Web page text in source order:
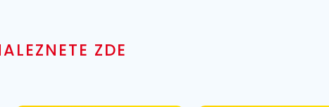
ZDE